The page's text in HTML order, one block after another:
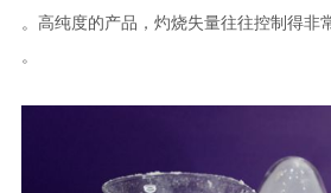
。高纯度的产品，灼烧失量往往控制得非
。